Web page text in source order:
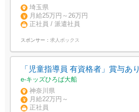
埼玉県
月給25万円～26万円
正社員 / 派遣社員
スポンサー： 求人ボックス
「児童指導員 有資格者」賞与あり
e-キッズひろば大船
神奈川県
月給22万円～
正社員